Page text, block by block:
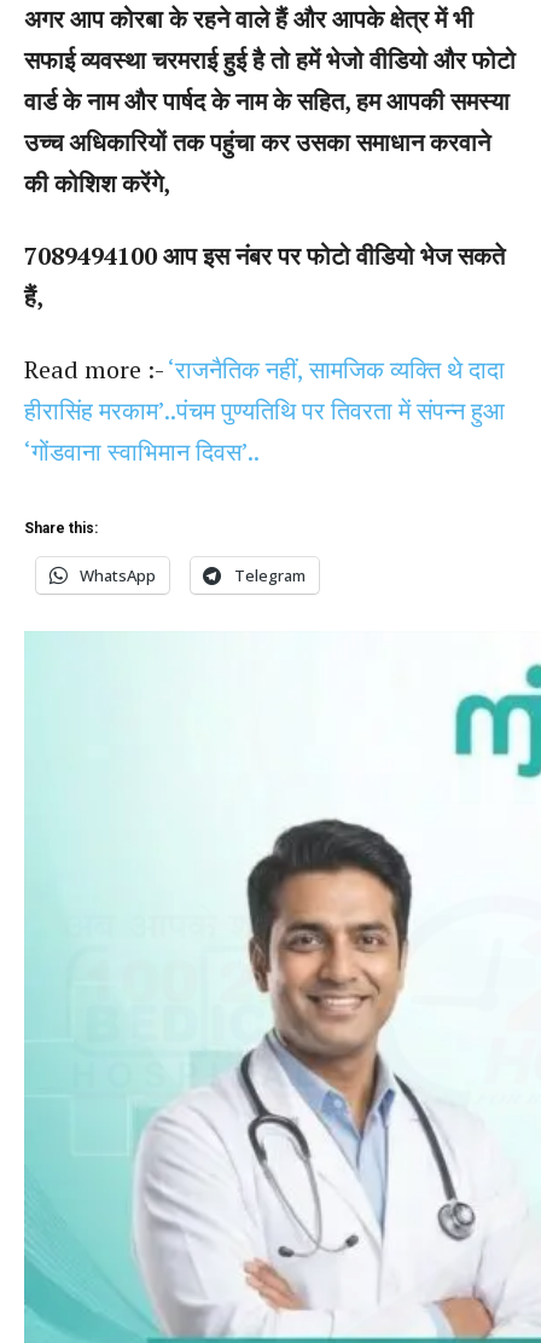
अगर आप कोरबा के रहने वाले हैं और आपके क्षेत्र में भी
सफाई व्यवस्था चरमराई हुई है तो हमें भेजो वीडियो और फोटो
वार्ड के नाम और पार्षद के नाम के सहित, हम आपकी समस्या
उच्च अधिकारियों तक पहुंचा कर उसका समाधान करवाने
की कोशिश करेंगे,
7089494100 आप इस नंबर पर फोटो वीडियो भेज सकते
हैं,
Read more :-‘राजनैतिक नहीं, सामजिक व्यक्ति थे दादा
हीरासिंह मरकाम’..पंचम पुण्यतिथि पर तिवरता में संपन्न हुआ
‘गोंडवाना स्वाभिमान दिवस’..
Share this:
WhatsApp Telegram